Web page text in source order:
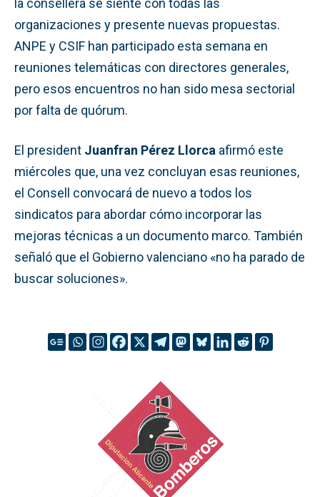
la consellera se siente con todas las
organizaciones y presente nuevas propuestas.
ANPE y CSIF han participado esta semana en
reuniones telemáticas con directores generales,
pero esos encuentros no han sido mesa sectorial
por falta de quórum.
El president Juanfran Pérez Llorca afirmó este
miércoles que, una vez concluyan esas reuniones,
el Consell convocará de nuevo a todos los
sindicatos para abordar cómo incorporar las
mejoras técnicas a un documento marco. También
señaló que el Gobierno valenciano «no ha parado de
buscar soluciones».